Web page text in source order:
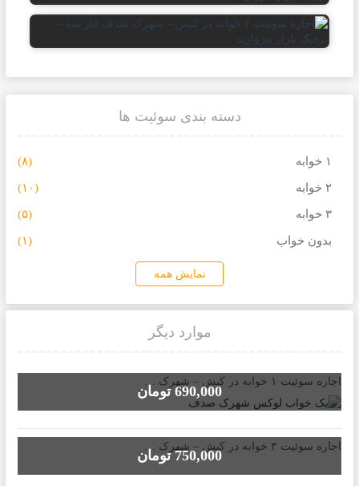
دسته بندی سوئیت ها
۱ خوابه (۸)
۲ خوابه (۱۰)
۳ خوابه (۵)
بدون خواب (۱)
نمایش همه
موارد دیگر
690,000 تومان
اجاره سوئیت ۳ خوابه در کیش – شهرک صدف
750,000 تومان